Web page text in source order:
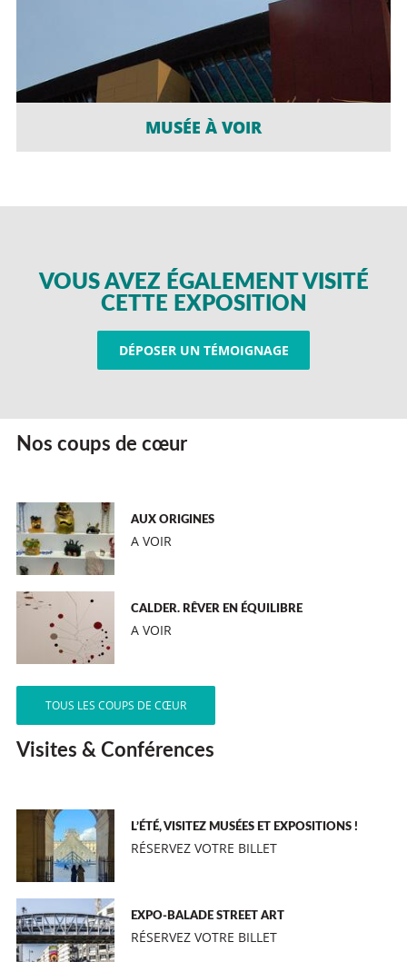
MUSÉE À VOIR
VOUS AVEZ ÉGALEMENT VISITÉ
CETTE EXPOSITION
DÉPOSER UN TÉMOIGNAGE
Nos coups de cœur
AUX ORIGINES
A VOIR
CALDER. RÊVER EN ÉQUILIBRE
A VOIR
TOUS LES COUPS DE CŒUR
Visites & Conférences
L’ÉTÉ, VISITEZ MUSÉES ET EXPOSITIONS !
RÉSERVEZ VOTRE BILLET
EXPO-BALADE STREET ART
RÉSERVEZ VOTRE BILLET